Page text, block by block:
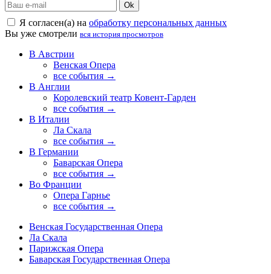
Ok
Я согласен(а) на обработку персональных данных
Вы уже смотрели вся история просмотров
В Австрии
Венская Опера
все события →
В Англии
Королевский театр Ковент-Гарден
все события →
В Италии
Ла Скала
все события →
В Германии
Баварская Опера
все события →
Во Франции
Опера Гарнье
все события →
Венская Государственная Опера
Ла Скала
Парижская Опера
Баварская Государственная Опера